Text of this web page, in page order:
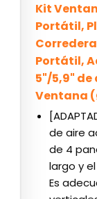
Kit
Portátil,
Portátil,
5"/5,9"
Ventana
de aire
de 4
largo y
Es